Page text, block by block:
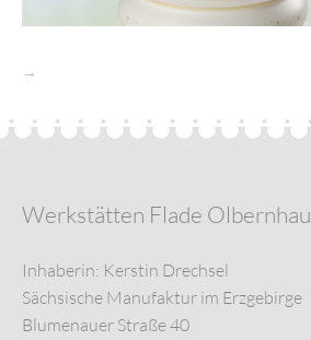
→
Werkstätten Flade Olbernhau
Inhaberin: Kerstin Drechsel
Sächsische Manufaktur im Erzgebirge
Blumenauer Straße 40